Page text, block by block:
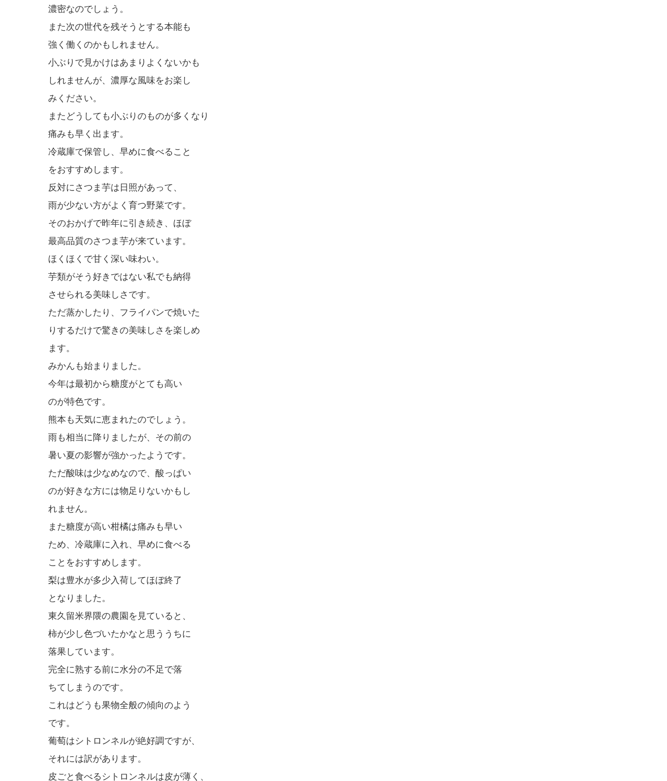
濃密なのでしょう。
また次の世代を残そうとする本能も
強く働くのかもしれません。
小ぶりで見かけはあまりよくないかも
しれませんが、濃厚な風味をお楽し
みください。
またどうしても小ぶりのものが多くなり
痛みも早く出ます。
冷蔵庫で保管し、早めに食べること
をおすすめします。
反対にさつま芋は日照があって、
雨が少ない方がよく育つ野菜です。
そのおかげで昨年に引き続き、ほぼ
最高品質のさつま芋が来ています。
ほくほくで甘く深い味わい。
芋類がそう好きではない私でも納得
させられる美味しさです。
ただ蒸かしたり、フライパンで焼いた
りするだけで驚きの美味しさを楽しめ
ます。
みかんも始まりました。
今年は最初から糖度がとても高い
のが特色です。
熊本も天気に恵まれたのでしょう。
雨も相当に降りましたが、その前の
暑い夏の影響が強かったようです。
ただ酸味は少なめなので、酸っぱい
のが好きな方には物足りないかもし
れません。
また糖度が高い柑橘は痛みも早い
ため、冷蔵庫に入れ、早めに食べる
ことをおすすめします。
梨は豊水が多少入荷してほぼ終了
となりました。
東久留米界隈の農園を見ていると、
柿が少し色づいたかなと思ううちに
落果しています。
完全に熟する前に水分の不足で落
ちてしまうのです。
これはどうも果物全般の傾向のよう
です。
葡萄はシトロンネルが絶好調ですが、
それには訳があります。
皮ごと食べるシトロンネルは皮が薄く、